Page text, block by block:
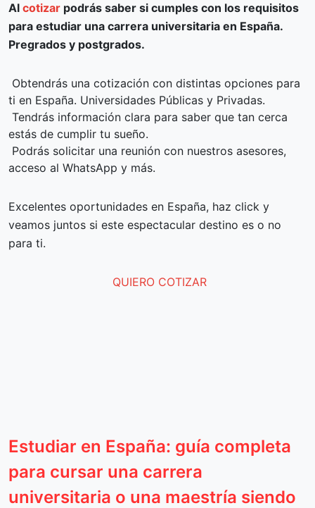
Al cotizar podrás saber si cumples con los requisitos
para estudiar una carrera universitaria en España.
Pregrados y postgrados.
Obtendrás una cotización con distintas opciones para
ti en España. Universidades Públicas y Privadas.
Tendrás información clara para saber que tan cerca
estás de cumplir tu sueño.
Podrás solicitar una reunión con nuestros asesores,
acceso al WhatsApp y más.
Excelentes oportunidades en España, haz click y
veamos juntos si este espectacular destino es o no
para ti.
QUIERO COTIZAR
Estudiar en España: guía completa
para cursar una carrera
universitaria o una maestría siendo